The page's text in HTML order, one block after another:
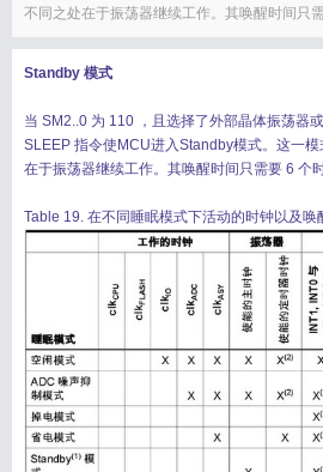
不同之处在于振荡器继续工作。其唤醒时间只
Standby 模式
当 SM2..0 为 110 ，且选择了外部晶体振荡器
SLEEP 指令使MCU进入Standby模式。这一
在于振荡器继续工作。其唤醒时间只需要 6 个
Table 19. 在不同睡眠模式下活动的时钟以及唤